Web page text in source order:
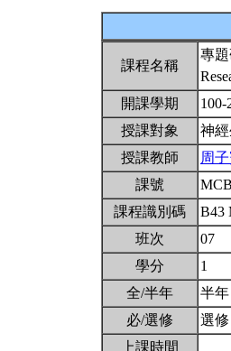
課程名稱
專
開課學期
100-
授課對象
神
授課教師
周
課號
課程識別碼
B43
班次
07
學分
1
全/半年
半年
必/選修
選修
上課時間